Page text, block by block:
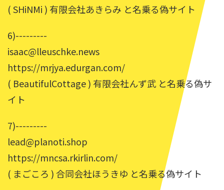
( SHiNMi ) 有限会社あきらみ と名乗る偽サイト
6)---------
isaac@lleuschke.news
https://mrjya.edurgan.com/
( BeautifulCottage ) 有限会社んず武 と名乗る偽サ
イト
7)---------
lead@planoti.shop
https://mncsa.rkirlin.com/
( まごころ ) 合同会社ほうきゆ と名乗る偽サイト